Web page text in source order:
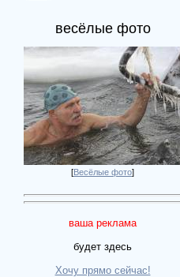
весёлые фото
[Весёлые фото]
ваша реклама
будет здесь
Хочу прямо сейчас!